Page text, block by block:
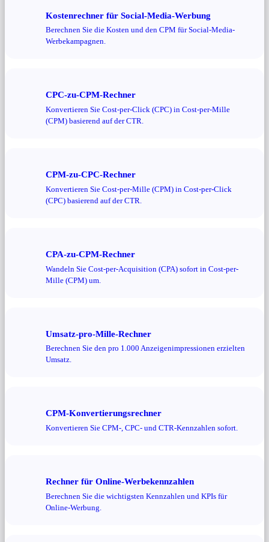
Kostenrechner für Social-Media-Werbung
Berechnen Sie die Kosten und den CPM für Social-Media-
Werbekampagnen.
CPC-zu-CPM-Rechner
Konvertieren Sie Cost-per-Click (CPC) in Cost-per-Mille
(CPM) basierend auf der CTR.
CPM-zu-CPC-Rechner
Konvertieren Sie Cost-per-Mille (CPM) in Cost-per-Click
(CPC) basierend auf der CTR.
CPA-zu-CPM-Rechner
Wandeln Sie Cost-per-Acquisition (CPA) sofort in Cost-per-
Mille (CPM) um.
Umsatz-pro-Mille-Rechner
Berechnen Sie den pro 1.000 Anzeigenimpressionen erzielten
Umsatz.
CPM-Konvertierungsrechner
Konvertieren Sie CPM-, CPC- und CTR-Kennzahlen sofort.
Rechner für Online-Werbekennzahlen
Berechnen Sie die wichtigsten Kennzahlen und KPIs für
Online-Werbung.